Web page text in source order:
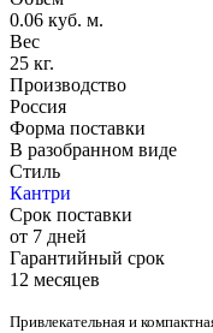
0.06 куб. м.
Вес
25 кг.
Производство
Россия
Форма поставки
В разобранном виде
Стиль
Кантри
Срок поставки
от 7 дней
Гарантийный срок
12 месяцев
Привлекательная и